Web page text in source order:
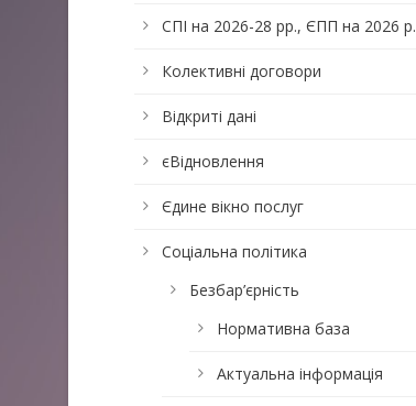
СПІ на 2026-28 рр., ЄПП на 2026 р.
Колективні договори
Відкриті дані
єВідновлення
Єдине вікно послуг
Соціальна політика
Безбар’єрність
Нормативна база
Актуальна інформація